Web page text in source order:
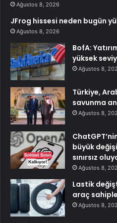
Ağustos 8, 2026
JFrog hissesi neden bugün
Ağustos 8, 2026
BofA:
yüksek
Ağustos 8,
Türkiye,
savunma
Ağustos 8,
büyük
sınırsız
Ağustos 8,
Lastik
araç
Ağustos 8,